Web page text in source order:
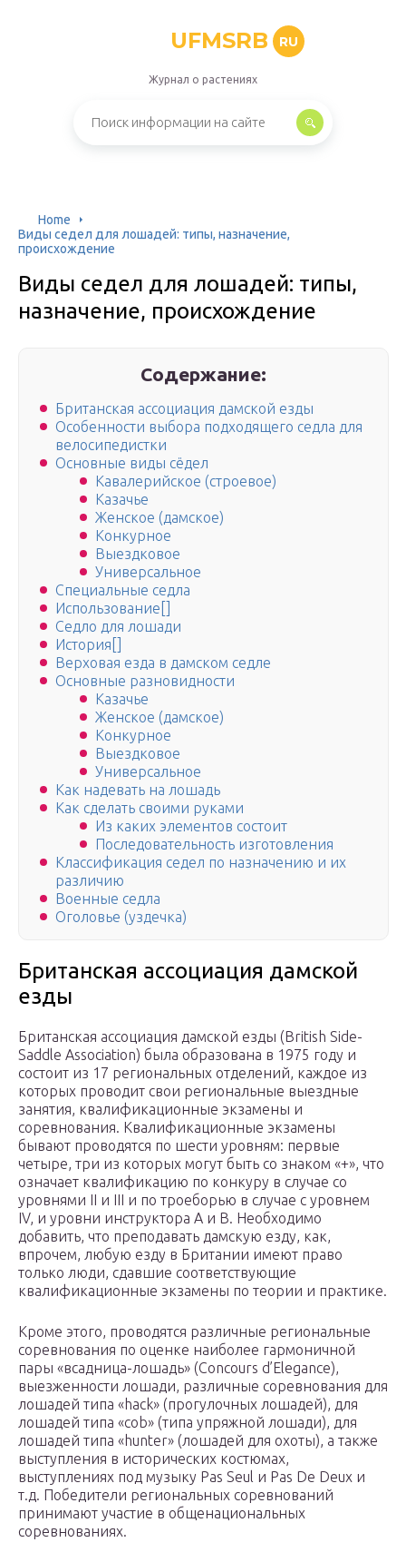
UFMSRB RU
Журнал о растениях
Home
Виды седел для лошадей: типы, назначение,
происхождение
Виды седел для лошадей: типы,
назначение, происхождение
Содержание:
Британская ассоциация дамской езды
Особенности выбора подходящего седла для
велосипедистки
Основные виды сёдел
Кавалерийское (строевое)
Казачье
Женское (дамское)
Конкурное
Выездковое
Универсальное
Специальные седла
Использование[]
Седло для лошади
История[]
Верховая езда в дамском седле
Основные разновидности
Казачье
Женское (дамское)
Конкурное
Выездковое
Универсальное
Как надевать на лошадь
Как сделать своими руками
Из каких элементов состоит
Последовательность изготовления
Классификация седел по назначению и их
различию
Военные седла
Оголовье (уздечка)
Британская ассоциация дамской
езды
Британская ассоциация дамской езды (British Side-
Saddle Association) была образована в 1975 году и
состоит из 17 региональных отделений, каждое из
которых проводит свои региональные выездные
занятия, квалификационные экзамены и
соревнования. Квалификационные экзамены
бывают проводятся по шести уровням: первые
четыре, три из которых могут быть со знаком «+», что
означает квалификацию по конкуру в случае со
уровнями II и III и по троеборью в случае с уровнем
IV, и уровни инструктора A и B. Необходимо
добавить, что преподавать дамскую езду, как,
впрочем, любую езду в Британии имеют право
только люди, сдавшие соответствующие
квалификационные экзамены по теории и практике.
Кроме этого, проводятся различные региональные
соревнования по оценке наиболее гармоничной
пары «всадница-лошадь» (Concours d’Elegance),
выезженности лошади, различные соревнования для
лошадей типа «hack» (прогулочных лошадей), для
лошадей типа «cob» (типа упряжной лошади), для
лошадей типа «hunter» (лошадей для охоты), а также
выступления в исторических костюмах,
выступлениях под музыку Pas Seul и Pas De Deux и
т.д. Победители региональных соревнований
принимают участие в общенациональных
соревнованиях.